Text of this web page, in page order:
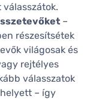
–
részesítsétek
világosak és
rejtélyes
válasszatok
– így